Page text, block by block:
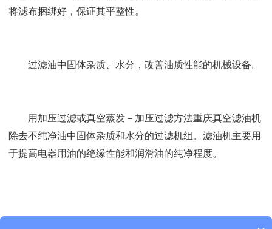
将滤布捆绑好，保证其平整性。
过滤油中固体杂质、水分，改善油质性能的机械设备。
用加压过滤或真空蒸发－加压过滤方法重庆真空滤油机
除去不纯净油中固体杂质和水分的过滤机组。滤油机主要用
于提高电器用油的绝缘性能和润滑油的纯净程度。